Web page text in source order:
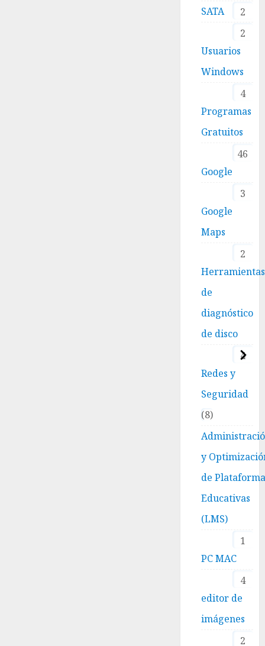
2
SATA
2
Usuarios
Windows
4
Programas
Gratuitos
46
Google
3
Google
Maps
2
Herramientas
de
diagnóstico
de disco
4
Redes y
Seguridad
8
y
de
Educativas
(LMS)
1
PC MAC
4
editor de
imágenes
2